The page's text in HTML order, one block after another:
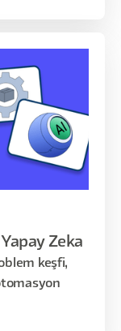
lansman
kapsar.
Zeka
keşfi,